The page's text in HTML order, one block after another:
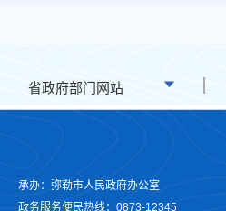
省政府部门网站
承办：弥勒市人民政府办公室
政务服务便民热线：0873-12345